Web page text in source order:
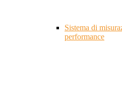
Sistema di
performance